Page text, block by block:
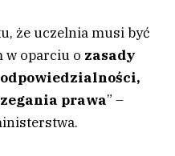
że uczelnia musi być
oparciu o zasady
prawa” –